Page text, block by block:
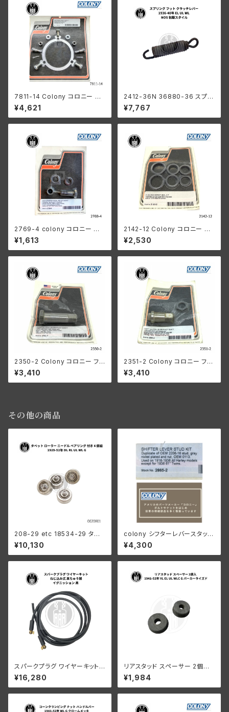
7811-14 Colony コロニー イ
ンナー プライマリー チェーン ガ
ード キット ハーレーダビッドソ
ン 1936-54年 全 ビックツイン
¥4,621
2412-36N 36880-36 スプリ
ング フット クラッチレバー ハー
レーダビッドソン 1936-40年 E
L UL WL NOS 初期スタイル
¥7,767
2769-4 colony コロニー キッ
クスターター ペダル マウントキ
ット ハーレーダビッドソン
¥1,613
2142-12 Colony コロニー プ
ッシュ ロッド カバー シール キッ
ト 1979-1984年 ショベルヘッ
ド
¥2,530
2350-2 Colony コロニー フッ
ト クラッチレバー ピボット シャ
フト ハーレーダビッドソン 1941
-64年 ビッグツイン
¥3,410
2351-2 Colony コロニー フッ
ト クラッチレバー ピボット シャ
フト ハーレーダビッドソン 1941
-52年 750cc 45モデル / 193
¥3,410
その他の商品
208-29 etc 18534-29 タペ
ットローラーセット ベアリング付
き ４個組
¥10,130
colony シフターレバースタッド
ハーレー 1916-1936オールモ
デル 1936 61” 以外 陸王
¥4,300
スパークプラグ ワイヤーキット
ねじ込み式 真ちゅう製 イグニッ
ション 黒 ハーレーダビッドソン
¥16,280
リアスタッド スペーサー 2個入
ハーレーダビッドソン 1941-52
年 VL EL UL WLC G パーカー
ライズド
¥1,984